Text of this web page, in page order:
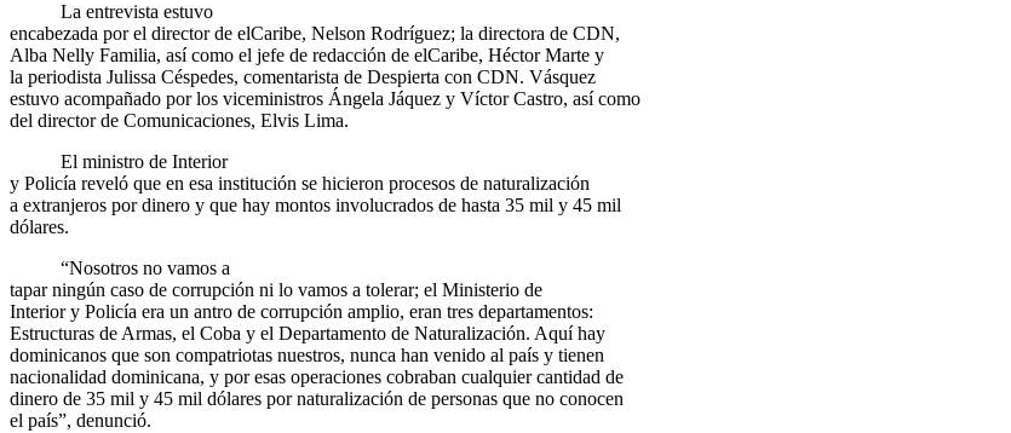
La entrevista estuvo
encabezada por el director de elCaribe, Nelson Rodríguez; la directora de CDN,
Alba Nelly Familia, así como el jefe de redacción de elCaribe, Héctor Marte y
la periodista Julissa Céspedes, comentarista de Despierta con CDN. Vásquez
estuvo acompañado por los viceministros Ángela Jáquez y Víctor Castro, así como
del director de Comunicaciones, Elvis Lima.
El ministro de Interior
y Policía reveló que en esa institución se hicieron procesos de naturalización
a extranjeros por dinero y que hay montos involucrados de hasta 35 mil y 45 mil
dólares.
“Nosotros no vamos a
tapar ningún caso de corrupción ni lo vamos a tolerar; el Ministerio de
Interior y Policía era un antro de corrupción amplio, eran tres departamentos:
Estructuras de Armas, el Coba y el Departamento de Naturalización. Aquí hay
dominicanos que son compatriotas nuestros, nunca han venido al país y tienen
nacionalidad dominicana, y por esas operaciones cobraban cualquier cantidad de
dinero de 35 mil y 45 mil dólares por naturalización de personas que no conocen
el país”, denunció.